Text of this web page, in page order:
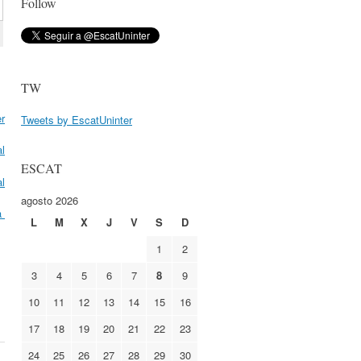
TW
Tweets by EscatUninter
ESCAT
agosto 2026
L
M X J V S
D
1
2
3
4 5 6 7 8
9
10
11 12 13 14 15
16
17
18 19 20 21 22
23
24
25 26 27 28 29 30